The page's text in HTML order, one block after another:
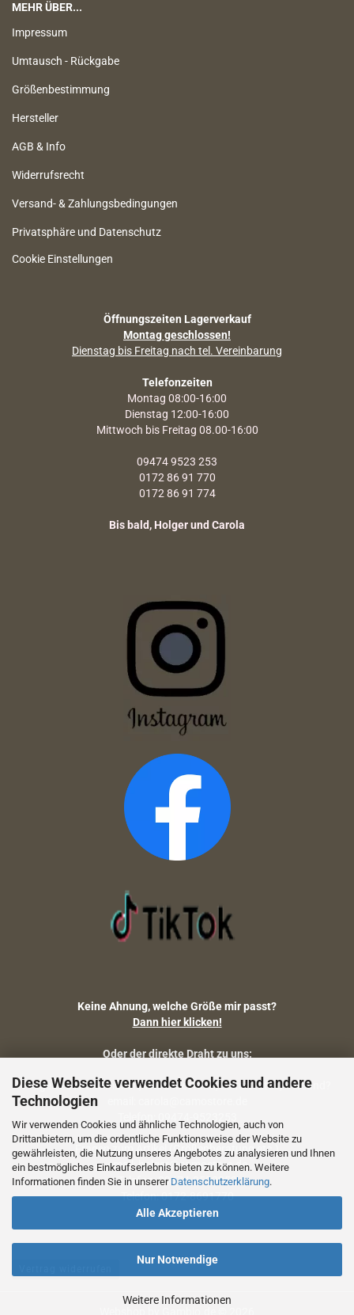
Diese Webseite verwendet Cookies und andere
Technologien
Wir verwenden Cookies und ähnliche Technologien, auch von
Drittanbietern, um die ordentliche Funktionsweise der Website zu
gewährleisten, die Nutzung unseres Angebotes zu analysieren und Ihnen
ein bestmögliches Einkaufserlebnis bieten zu können. Weitere
Informationen finden Sie in unserer Datenschutzerklärung.
Alle Akzeptieren
Nur Notwendige
Weitere Informationen
MEHR ÜBER...
Impressum
Umtausch - Rückgabe
Größenbestimmung
Hersteller
AGB & Info
Widerrufsrecht
Versand- & Zahlungsbedingungen
Privatsphäre und Datenschutz
Cookie Einstellungen
Öffnungszeiten Lagerverkauf
Montag geschlossen!
Dienstag bis Freitag nach tel. Vereinbarung
Telefonzeiten
Montag 08:00-16:00
Dienstag 12:00-16:00
Mittwoch bis Freitag 08.00-16:00
09474 9523 253
0172 86 91 770
0172 86 91 774
Bis bald, Holger und Carola
Keine Ahnung, welche Größe mir passt?
Dann hier klicken!
Oder der direkte Draht zu uns:
Fragen zu Artikelmaßen, Warenbestand, Lieferstatus, Versand?
Telefon: 09474-9523253
Fragen zum Artikel (Größenberatung etc.)
email: holger@camostore.de
Telefon: 09474-9523253
Telefon: 0172-8691770